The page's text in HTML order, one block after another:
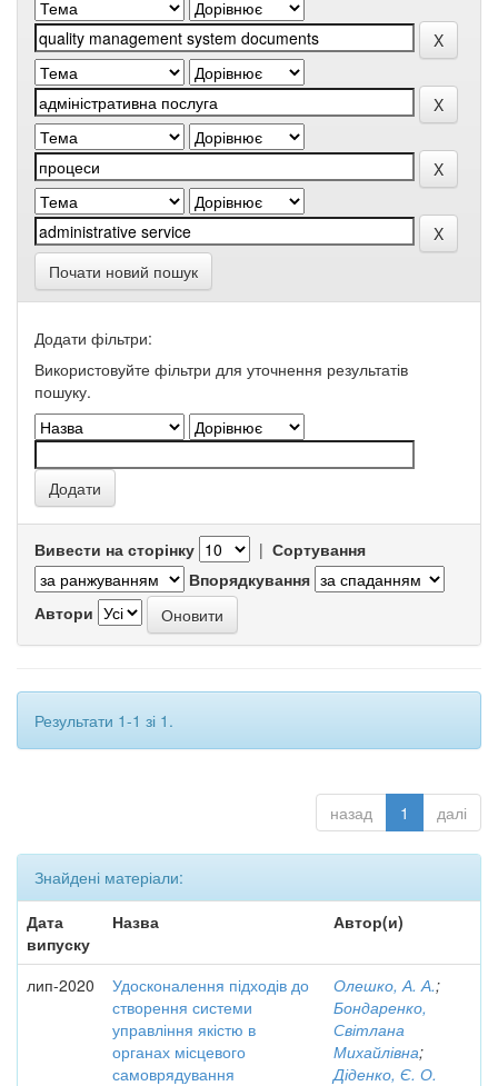
Почати новий пошук
Додати фільтри:
Використовуйте фільтри для уточнення результатів
пошуку.
Вивести на сторінку | Сортування
Впорядкування
Автори
Результати 1-1 зі 1.
назад 1 далі
Знайдені матеріали:
Дата
випуску
Назва Автор(и)
лип-2020
Удосконалення підходів до
створення системи
управління якістю в
органах місцевого
самоврядування
Олешко, А. А.;
Бондаренко,
Світлана
Михайлівна;
Діденко, Є. О.